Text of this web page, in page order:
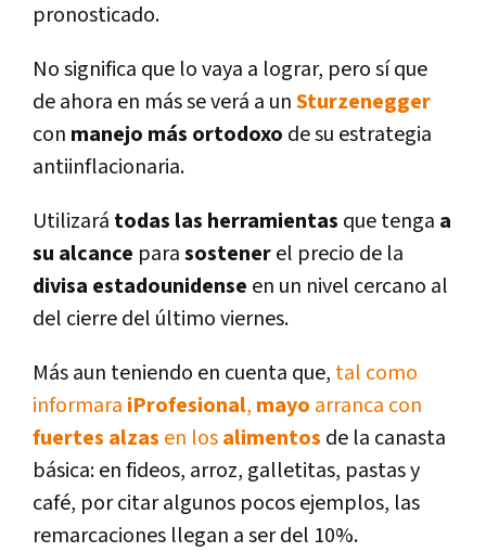
pronosticado.
No significa que lo vaya a lograr, pero sí­ que
de ahora en más se verá a unSturzenegger
con manejo más ortodoxo de su estrategia
antiinflacionaria.
Utilizará todas las herramientas que tenga a
su alcance parasostenerel precio de la
divisa estadounidense en un nivel cercano al
del cierre del último viernes.
Más aun teniendo en cuenta que, tal como
informara iProfesional, mayo arranca con
fuertes alzas en losalimentos de la canasta
básica: en fideos, arroz, galletitas, pastas y
café, por citar algunos pocos ejemplos, las
remarcaciones llegan a ser del 10%.